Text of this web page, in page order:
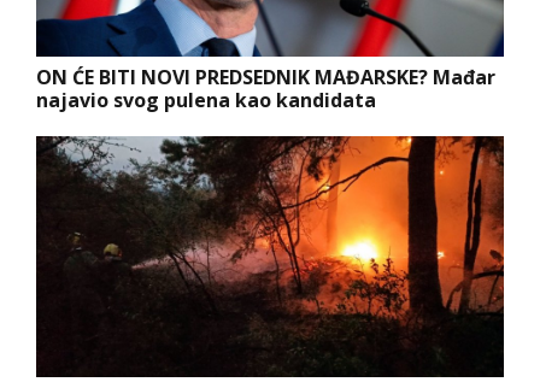
ON ĆE BITI NOVI PREDSEDNIK MAĐARSKE? Mađar
najavio svog pulena kao kandidata